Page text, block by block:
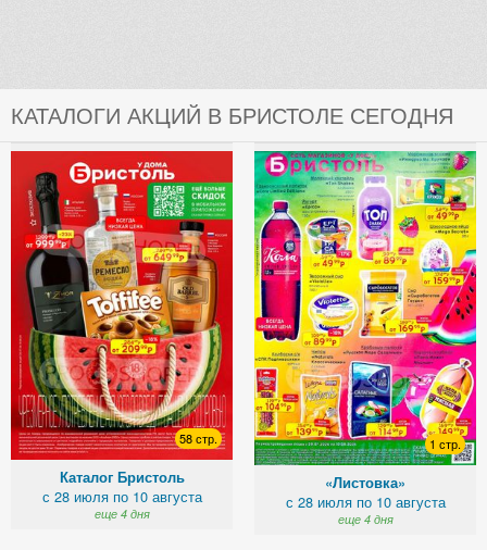
КАТАЛОГИ АКЦИЙ В БРИСТОЛЕ СЕГОДНЯ
58 стр.
Каталог Бристоль
с 28 июля по 10 августа
еще 4 дня
1 стр.
«Листовка»
с 28 июля по 10 августа
еще 4 дня